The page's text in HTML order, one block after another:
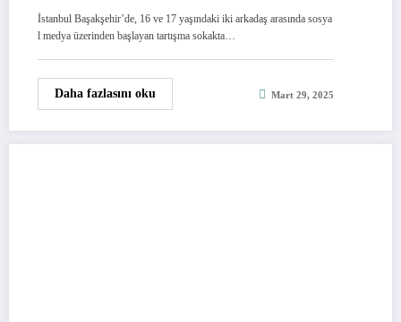
İstanbul Başakşehir’de, 16 ve 17 yaşındaki iki arkadaş arasında sosya
l medya üzerinden başlayan tartışma sokakta…
Daha fazlasını oku Mart 29, 2025